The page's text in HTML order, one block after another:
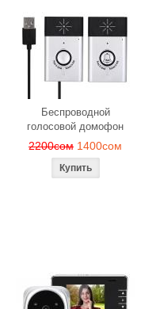
Беспроводной
голосовой домофон
2200сом 1400сом